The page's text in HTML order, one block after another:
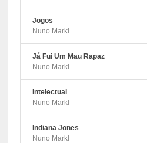
Jogos
Nuno Markl
Já Fui Um Mau Rapaz
Nuno Markl
Intelectual
Nuno Markl
Indiana Jones
Nuno Markl